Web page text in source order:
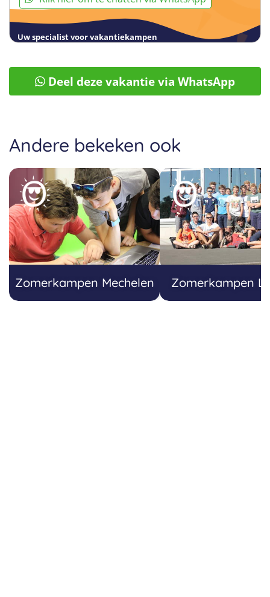
Uw specialist voor vakantiekampen
Deel deze vakantie via WhatsApp
Andere bekeken ook
Zomerkampen Mechelen Zomerkampen